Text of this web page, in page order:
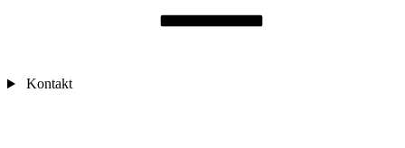
Kontakt